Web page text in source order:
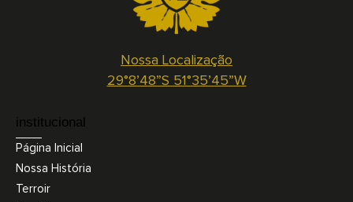
institucional
Página Inicial
Nossa História
Terroir
Nossa Localização
29°8’48”S 51°35’45”W